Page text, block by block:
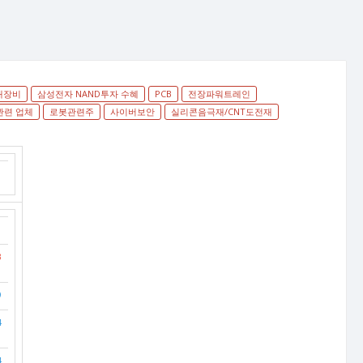
장비 삼성전자 NAND투자 수혜 PCB
전장파워트레인
련 업체 로봇관련주 사이버보안
실리콘음극재/CNT도전재